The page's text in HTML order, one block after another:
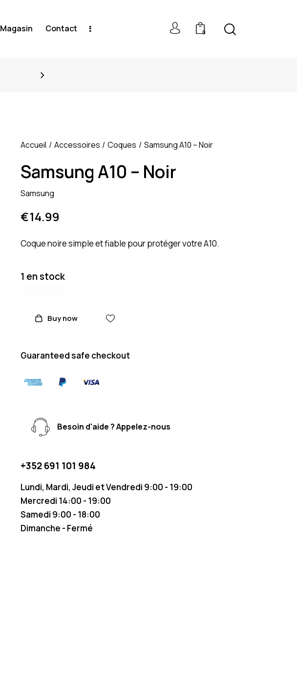
Magasin Contact 0
Accueil Accessoires Coques Samsung A10 – Noir
Samsung A10 – Noir
Samsung
€14.99
Coque noire simple et fiable pour protéger votre A10.
1 en stock
Buy now
Guaranteed safe checkout
Besoin d'aide ? Appelez-nous
+352 691 101 984
Lundi, Mardi, Jeudi et Vendredi 9:00 - 19:00
Mercredi 14:00 - 19:00
Samedi 9:00 - 18:00
Dimanche - Fermé